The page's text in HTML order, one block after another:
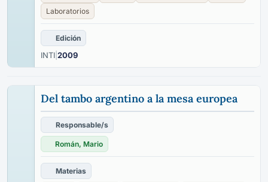
Laboratorios
Edición
INTI 2009
Del tambo argentino a la mesa europea
Responsable/s
Román, Mario
Materias